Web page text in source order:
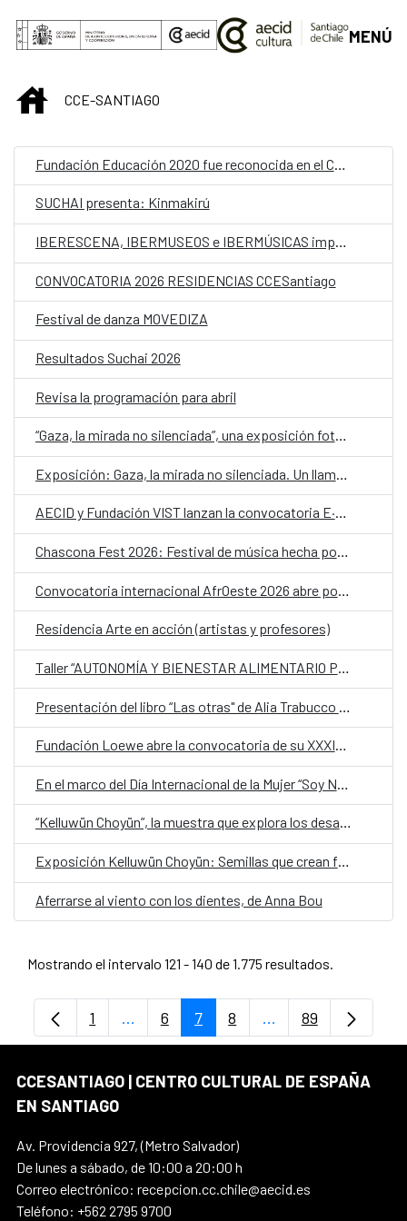
Saltar al contenido principal
MENÚ
INICIOCCE-SANTIAGO
Fundación Educación 2020 fue reconocida en el CCESantiago como ganadora nacional del Premio Iberoamericano de Educación en Derechos Humanos “Óscar Arnulfo Romero”
SUCHAI presenta: Kinmakirú
IBERESCENA, IBERMUSEOS e IBERMÚSICAS impulsan proyecto para analizar la participación de las mujeres en la gestión cultural
CONVOCATORIA 2026 RESIDENCIAS CCESantiago
Festival de danza MOVEDIZA
Resultados Suchai 2026
Revisa la programación para abril
“Gaza, la mirada no silenciada”, una exposición fotográfica en el CCESantiago para despertar conciencias sobre la devastación del territorio palestino
Exposición: Gaza, la mirada no silenciada. Un llamamiento a no mirar hacia otro lado
AECID y Fundación VIST lanzan la convocatoria E·CO/26] Sobre el tiempo
Chascona Fest 2026: Festival de música hecha por mujeres
Residencia Arte en acción (artistas y profesores)
Taller “AUTONOMÍA Y BIENESTAR ALIMENTARIO PARA MUJERES” del proyecto “Germinando nuestro barrio”
Fundación Loewe abre la convocatoria de su XXXIX Premio Internacional de Poesía 2026
En el marco del Día Internacional de la Mujer “Soy Nevenka”, película de la directora Icíar Bollaín
“Kelluwün Choyün”, la muestra que explora los desafíos y el aprendizaje del trabajo artístico y audiovisual en infancias mapuche
Exposición Kelluwün Choyün: Semillas que crean futuro
Aferrarse al viento con los dientes, de Anna Bou
Mostrando el intervalo 121 - 140 de 1.775 resultados.
Página
1 ...Páginas intermedias Use TAB para
Página
6 Página
7 Página
8 ...PáginasPágina
89
CCESANTIAGO | CENTRO CULTURAL DE ESPAÑA
EN SANTIAGO
Av. Providencia 927, (Metro Salvador)
De lunes a sábado, de 10:00 a 20:00 h
Correo electrónico: recepcion.cc.chile@aecid.es
Teléfono: +562 2795 9700